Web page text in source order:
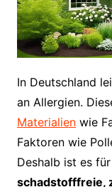
In Deutschland
an Allergien.
Materialienwie
Faktoren wie
Deshalb ist es
schadstofffreie,